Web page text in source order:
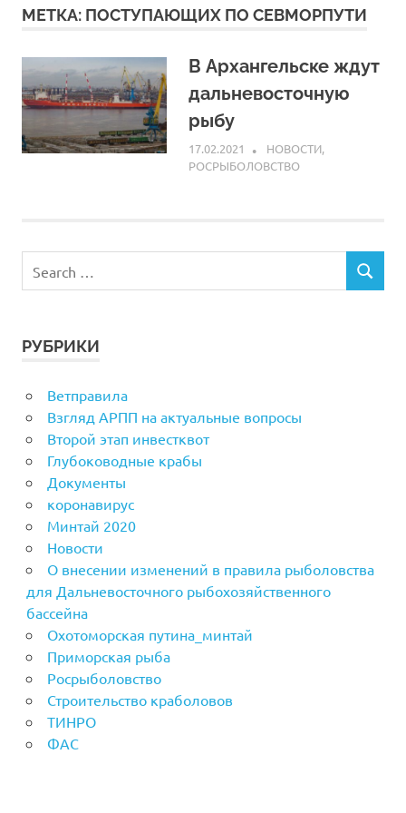
МЕТКА: ПОСТУПАЮЩИХ ПО СЕВМОРПУТИ
В Архангельске ждут
дальневосточную
рыбу
17.02.2021 ARPP
НОВОСТИ,
РОСРЫБОЛОВСТВО
РУБРИКИ
Ветправила
Взгляд АРПП на актуальные вопросы
Второй этап инвестквот
Глубоководные крабы
Документы
коронавирус
Минтай 2020
Новости
О внесении изменений в правила рыболовства
для Дальневосточного рыбохозяйственного
бассейна
Охотоморская путина_минтай
Приморская рыба
Росрыболовство
Строительство краболовов
ТИНРО
ФАС